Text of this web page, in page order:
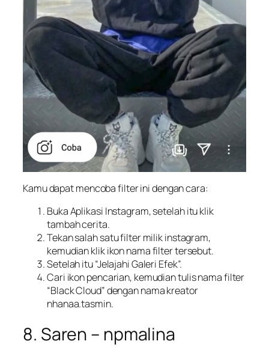
Kamu dapat mencoba filter ini dengan cara:
Buka Aplikasi Instagram, setelah itu klik
tambah cerita.
Tekan salah satu filter milik instagram,
kemudian klik ikon nama filter tersebut.
Setelah itu “Jelajahi Galeri Efek”.
Cari ikon pencarian, kemudian tulis nama filter
“Black Cloud” dengan nama kreator
nhanaa.tasmin.
8. Saren – npmalina